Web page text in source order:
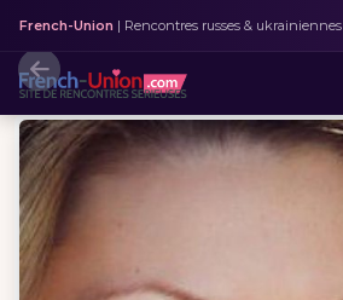
French-Union | Rencontres russes & ukrainiennes